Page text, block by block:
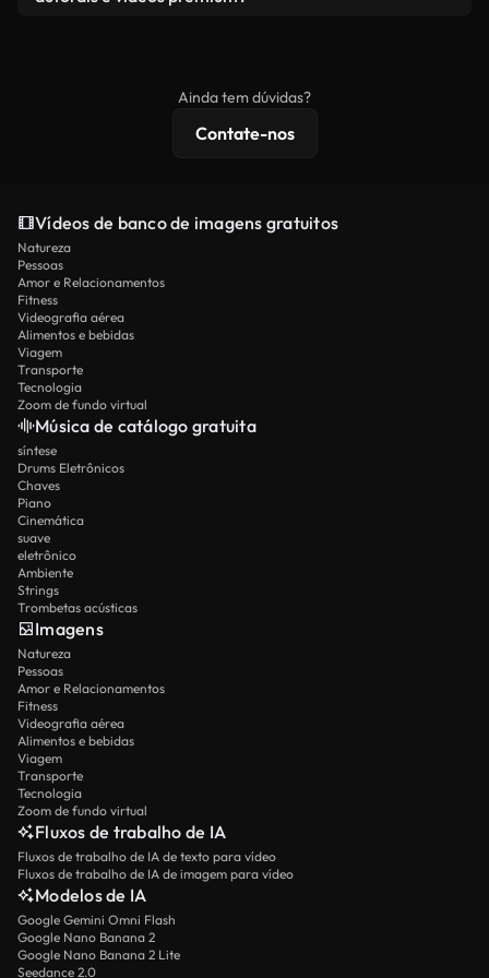
licenciamento estendidas.
Ainda tem dúvidas?
Contate-nos
Vídeos de banco de imagens gratuitos
Natureza
Pessoas
Amor e Relacionamentos
Fitness
Videografia aérea
Alimentos e bebidas
Viagem
Transporte
Tecnologia
Zoom de fundo virtual
Música de catálogo gratuita
síntese
Drums Eletrônicos
Chaves
Piano
Cinemática
suave
eletrônico
Ambiente
Strings
Trombetas acústicas
Imagens
Natureza
Pessoas
Amor e Relacionamentos
Fitness
Videografia aérea
Alimentos e bebidas
Viagem
Transporte
Tecnologia
Zoom de fundo virtual
Fluxos de trabalho de IA
Fluxos de trabalho de IA de texto para vídeo
Fluxos de trabalho de IA de imagem para vídeo
Modelos de IA
Google Gemini Omni Flash
Google Nano Banana 2
Google Nano Banana 2 Lite
Seedance 2.0